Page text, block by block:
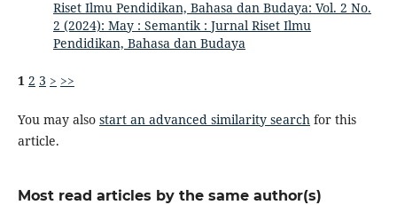
Riset Ilmu Pendidikan, Bahasa dan Budaya: Vol. 2 No.
2 (2024): May : Semantik : Jurnal Riset Ilmu
Pendidikan, Bahasa dan Budaya
1 2 3 > >>
You may also start an advanced similarity search for this
article.
Most read articles by the same author(s)